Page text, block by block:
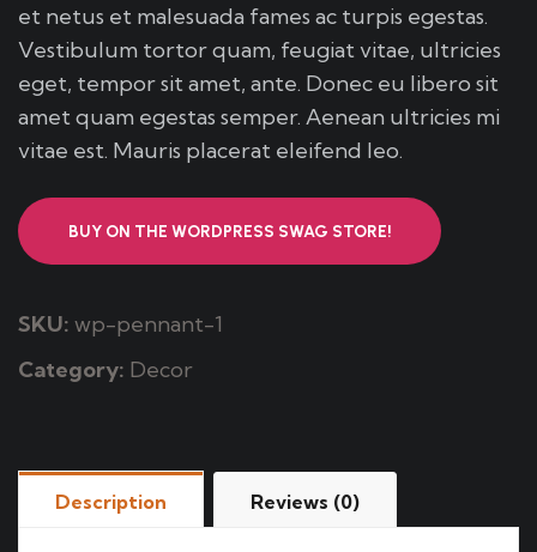
et netus et malesuada fames ac turpis egestas.
Vestibulum tortor quam, feugiat vitae, ultricies
eget, tempor sit amet, ante. Donec eu libero sit
amet quam egestas semper. Aenean ultricies mi
vitae est. Mauris placerat eleifend leo.
BUY ON THE WORDPRESS SWAG STORE!
SKU: wp-pennant-1
Category: Decor
Description Reviews (0)